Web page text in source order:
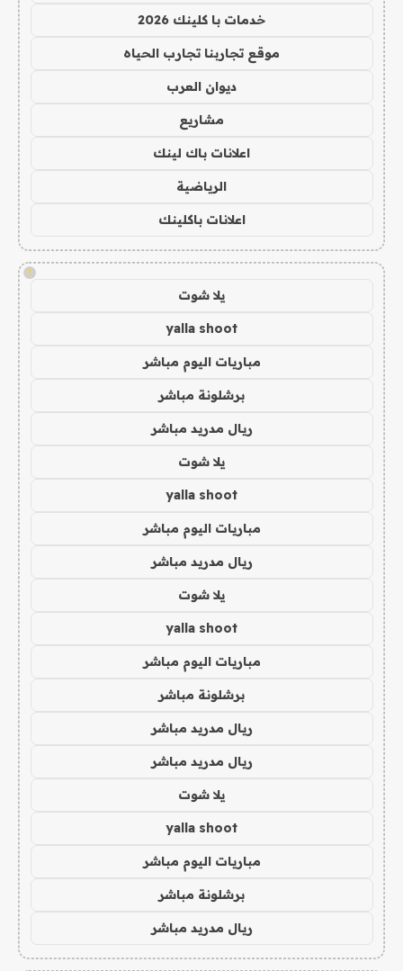
خدمات با كلينك 2026
موقع تجاربنا تجارب الحياه
ديوان العرب
مشاريع
اعلانات باك لينك
الرياضية
اعلانات باكلينك
!
يلا شوت
yalla shoot
مباريات اليوم مباشر
برشلونة مباشر
ريال مدريد مباشر
يلا شوت
yalla shoot
مباريات اليوم مباشر
ريال مدريد مباشر
يلا شوت
yalla shoot
مباريات اليوم مباشر
برشلونة مباشر
ريال مدريد مباشر
ريال مدريد مباشر
يلا شوت
yalla shoot
مباريات اليوم مباشر
برشلونة مباشر
ريال مدريد مباشر